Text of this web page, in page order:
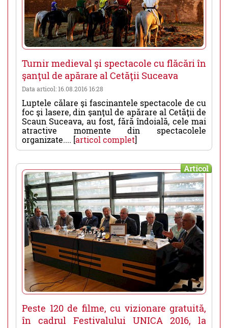
Turnir medieval şi spectacole cu flăcări în
şanţul de apărare al Cetăţii Suceava
Data articol: 16.08.2016 16:28
Luptele călare şi fascinantele spectacole de cu
foc şi lasere, din şanţul de apărare al Cetăţii de
Scaun Suceava, au fost, fără îndoială, cele mai
atractive momente din spectacolele
organizate.... [articol complet]
Articol
Peste 120 de filme, cu vizionare gratuită,
în cadrul Festivalului UNICA 2016, la